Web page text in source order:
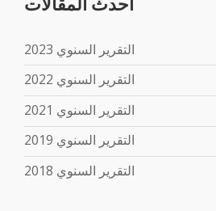
التقرير السنوي 2023
التقرير السنوي 2022
التقرير السنوي 2021
التقرير السنوي 2019
التقرير السنوي 2018